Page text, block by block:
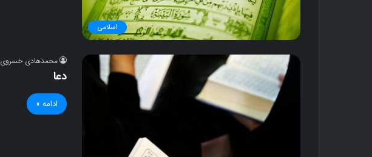
اسلامی
محمدهادی خسروی
دعا
ادامه »